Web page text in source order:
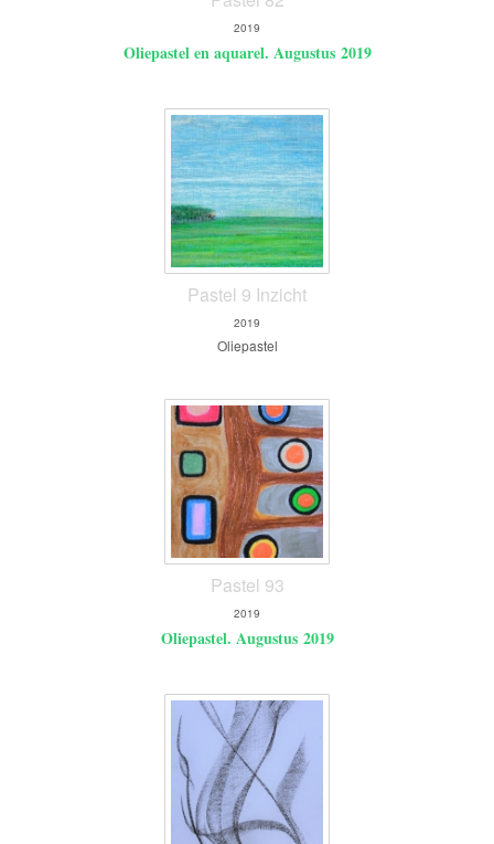
2019
Oliepastel en aquarel. Augustus 2019
Pastel 9 Inzicht
2019
Oliepastel
Pastel 93
2019
Oliepastel. Augustus 2019